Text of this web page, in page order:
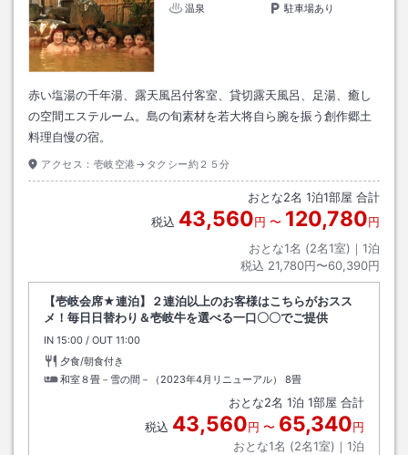
温泉
駐車場あり
赤い塩湯の千年湯、露天風呂付客室、貸切露天風呂、足湯、癒し
の空間エステルーム。島の旬素材を若大将自ら腕を振う創作郷土
料理自慢の宿。
アクセス： 壱岐空港→タクシー約２５分
おとな2名 1泊1部屋 合計
税込 43,560円 〜 120,780円
おとな1名 (2名1室)｜ 1泊
税込 21,780円〜60,390円
【壱岐会席★連泊】２連泊以上のお客様はこちらがおスス
メ！毎日日替わり＆壱岐牛を選べる一口〇〇でご提供
IN チェックイン
15:00 / OUT チェックアウト
11:00
夕食/朝食付き
和室８畳－雪の間－（2023年4月リニューアル）
8畳
おとな2名 1泊 1部屋 合計
税込 43,560円 〜 65,340円
おとな1名 (2名1室)｜ 1泊